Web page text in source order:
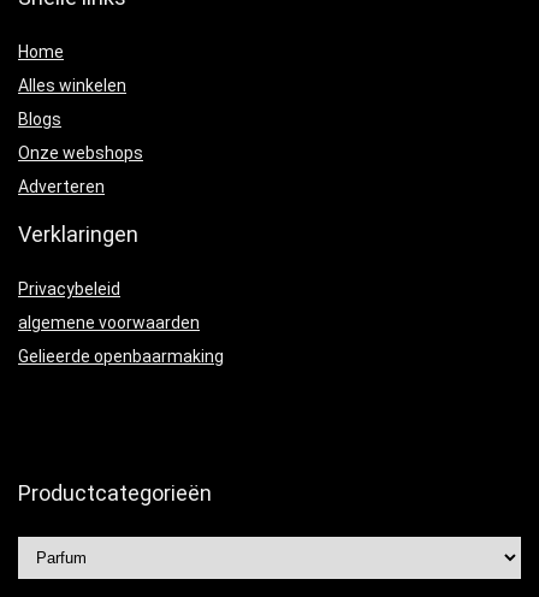
Home
Alles winkelen
Blogs
Onze webshops
Adverteren
Verklaringen
Privacybeleid
algemene voorwaarden
Gelieerde openbaarmaking
Productcategorieën